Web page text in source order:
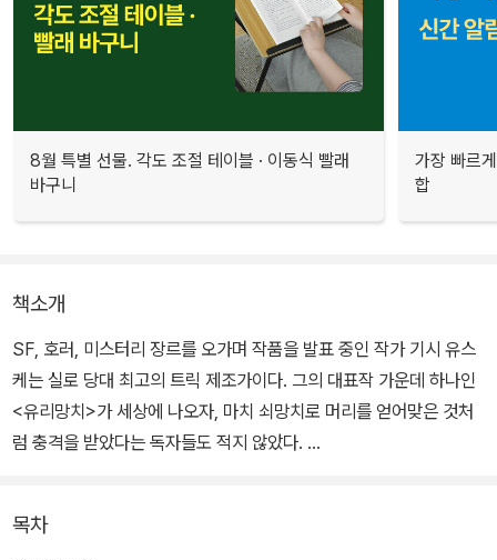
8월 특별 선물. 각도 조절 테이블 · 이동식 빨래
바구니
가장 빠르
합
책소개
SF, 호러, 미스터리 장르를 오가며 작품을 발표 중인 작가 기시 유스
케는 실로 당대 최고의 트릭 제조가이다. 그의 대표작 가운데 하나인
<유리망치>가 세상에 나오자, 마치 쇠망치로 머리를 얻어맞은 것처
럼 충격을 받았다는 독자들도 적지 않았다.
최대 수확'으로 격찬했던 기시 유스케의 <미스터리 클락>. 수수께끼
목차